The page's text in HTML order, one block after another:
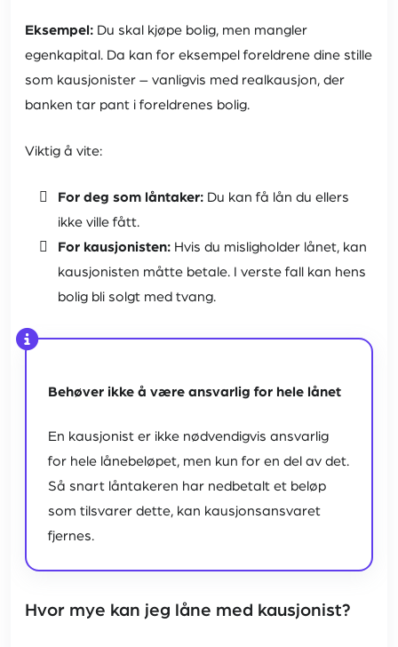
Eksempel: Du skal kjøpe bolig, men mangler
egenkapital. Da kan for eksempel foreldrene dine stille
som kausjonister – vanligvis med realkausjon, der
banken tar pant i foreldrenes bolig.
Viktig å vite:
For deg som låntaker: Du kan få lån du ellers
ikke ville fått.
For kausjonisten: Hvis du misligholder lånet, kan
kausjonisten måtte betale. I verste fall kan hens
bolig bli solgt med tvang.
Behøver ikke å være ansvarlig for hele lånet
En kausjonist er ikke nødvendigvis ansvarlig
for hele lånebeløpet, men kun for en del av det.
Så snart låntakeren har nedbetalt et beløp
som tilsvarer dette, kan kausjonsansvaret
fjernes.
Hvor mye kan jeg låne med kausjonist?